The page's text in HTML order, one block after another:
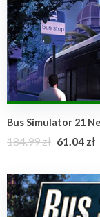
Bus Simulator 21
184.99 zł 61.04 zł